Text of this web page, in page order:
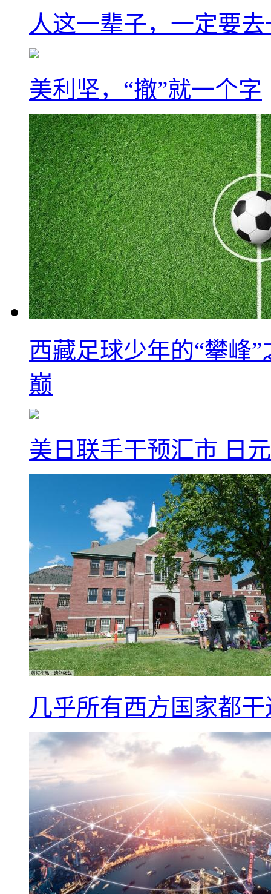
人这一辈子，一定要
美利坚，“撤”就一个字
西藏足球少年的“攀峰
巅
美日联手干预汇市 日
几乎所有西方国家都